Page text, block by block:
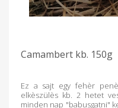
Camambert kb. 150g
Ez a sajt egy fehèr
elkèszülès kb. 2 hetet
minden nap "babusgatni"